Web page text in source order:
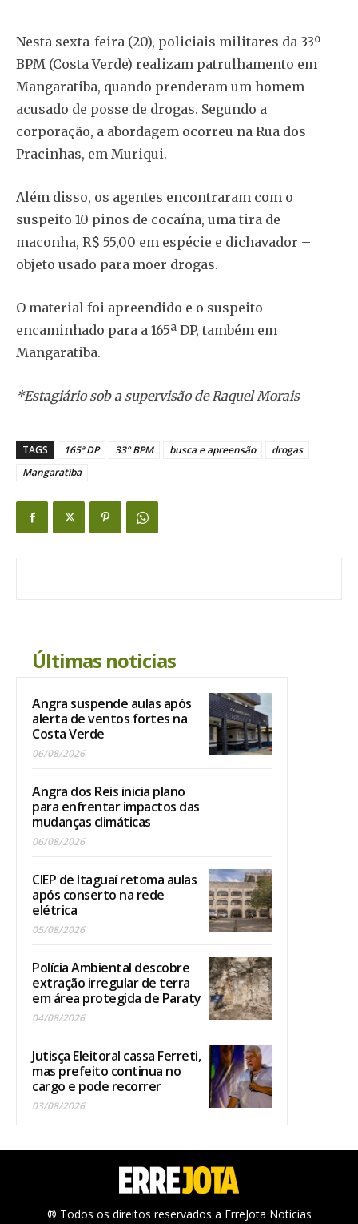
Nesta sexta-feira (20), policiais militares da 33º
BPM (Costa Verde) realizam patrulhamento em
Mangaratiba, quando prenderam um homem
acusado de posse de drogas. Segundo a
corporação, a abordagem ocorreu na Rua dos
Pracinhas, em Muriqui.
Além disso, os agentes encontraram com o
suspeito 10 pinos de cocaína, uma tira de
maconha, R$ 55,00 em espécie e dichavador –
objeto usado para moer drogas.
O material foi apreendido e o suspeito
encaminhado para a 165ª DP, também em
Mangaratiba.
*Estagiário sob a supervisão de Raquel Morais
TAGS 165ª DP 33° BPM busca e apreensão
drogas
Mangaratiba
Últimas noticias
Angra suspende aulas após
alerta de ventos fortes na
Costa Verde
06/08/2026
Angra dos Reis inicia plano
para enfrentar impactos das
mudanças climáticas
06/08/2026
CIEP de Itaguaí retoma aulas
após conserto na rede
elétrica
05/08/2026
Polícia Ambiental descobre
extração irregular de terra
em área protegida de Paraty
04/08/2026
Jutisça Eleitoral cassa Ferreti,
mas prefeito continua no
cargo e pode recorrer
03/08/2026
® Todos os direitos reservados a ErreJota Notícias